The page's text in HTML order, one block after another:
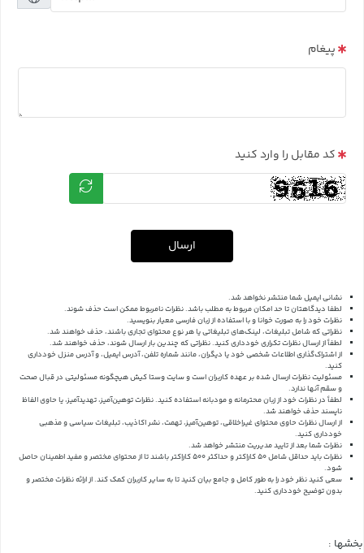
پیغام
کد مقابل را وارد کنید
ارسال
نشانی ایمیل شما منتشر نخواهد شد.
لطفا دیدگاهتان تا حد امکان مربوط به مطلب باشد. نظرات نامربوط ممکن است حذف شوند.
نظرات خود را به صورت خوانا و با استفاده از زبان فارسی معیار بنویسید.
نظراتی که شامل تبلیغات، لینک‌های تبلیغاتی یا هر نوع محتوای تجاری باشند، حذف خواهند شد.
لطفاً از ارسال نظرات تکراری خودداری کنید. نظراتی که چندین بار ارسال شوند، حذف خواهند شد.
از اشتراک‌گذاری اطلاعات شخصی خود یا دیگران، مانند شماره تلفن، آدرس ایمیل، و آدرس منزل خودداری
کنید.
مسئولیت نظرات ارسال شده بر عهده کاربران است و سایت وستا کیش هیچگونه مسئولیتی در قبال صحت
و سقم آنها ندارد.
لطفاً در نظرات خود از زبان محترمانه و مودبانه استفاده کنید. نظرات توهین‌آمیز، تهدیدآمیز، یا حاوی الفاظ
ناپسند حذف خواهند شد.
از ارسال نظرات حاوی محتوای غیراخلاقی، توهین‌آمیز، تهمت، نشر اکاذیب، تبلیغات سیاسی و مذهبی
خودداری کنید.
نظرات شما بعد از تایید مدیریت منتشر خواهد شد.
نظرات باید حداقل شامل 50 کاراکتر و حداکثر 500 کاراکتر باشند تا از محتوای مختصر و مفید اطمینان حاصل
شود.
سعی کنید نظر خود را به طور کامل و جامع بیان کنید تا به سایر کاربران کمک کند.از ارائه نظرات مختصر و
بدون توضیح خودداری کنید.
بخشها :